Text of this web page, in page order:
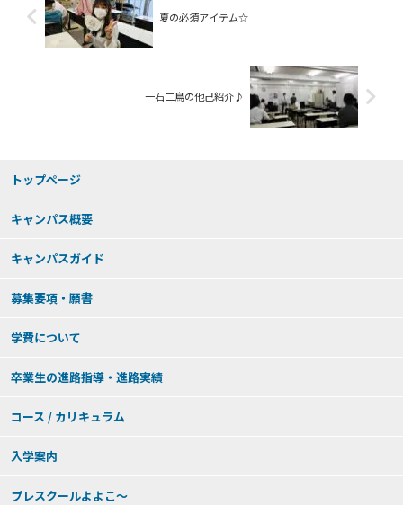
夏の必須アイテム☆
一石二鳥の他己紹介♪
トップページ
キャンパス概要
キャンパスガイド
募集要項・願書
学費について
卒業生の進路指導・進路実績
コース / カリキュラム
入学案内
プレスクールよよこ～